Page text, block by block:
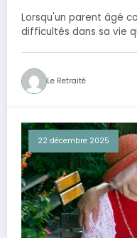
Lorsqu'un parent âgé
difficultés dans sa vie
Le Retraité
22 décembre 2025